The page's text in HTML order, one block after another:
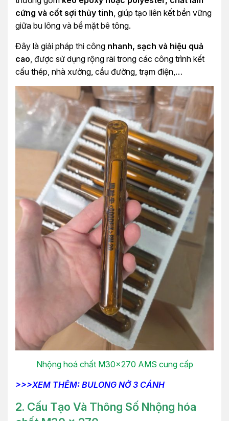
cứng và cốt sợi thủy tinh, giúp tạo liên kết bền vững
giữa bu lông và bề mặt bê tông.
Đây là giải pháp thi công nhanh, sạch và hiệu quả
cao, được sử dụng rộng rãi trong các công trình kết
cấu thép, nhà xưởng, cầu đường, trạm điện,…
Nhộng hoá chất M30x270 AMS cung cấp
>>>XEM THÊM: BULONG NỞ 3 CÁNH
2. Cấu Tạo Và Thông Số Nhộng hóa